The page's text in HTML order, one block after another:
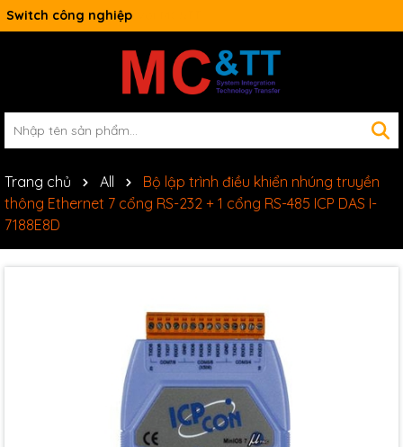
Switch công nghiệp
Trang chủ All
Bộ lập trình điều khiển nhúng truyền
thông Ethernet 7 cổng RS-232 + 1 cổng RS-485 ICP DAS I-
7188E8D